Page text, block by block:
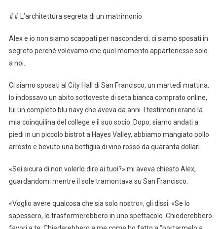
## L’architettura segreta di un matrimonio
Alex e io non siamo scappati per nasconderci; ci siamo sposati in
segreto perché volevamo che quel momento appartenesse solo
a noi.
Ci siamo sposati al City Hall di San Francisco, un martedì mattina.
Io indossavo un abito sottoveste di seta bianca comprato online,
lui un completo blu navy che aveva da anni. I testimoni erano la
mia coinquilina del college e il suo socio. Dopo, siamo andati a
piedi in un piccolo bistrot a Hayes Valley, abbiamo mangiato pollo
arrosto e bevuto una bottiglia di vino rosso da quaranta dollari.
«Sei sicura di non volerlo dire ai tuoi?» mi aveva chiesto Alex,
guardandomi mentre il sole tramontava su San Francisco.
«Voglio avere qualcosa che sia solo nostro», gli dissi. «Se lo
sapessero, lo trasformerebbero in uno spettacolo. Chiederebbero